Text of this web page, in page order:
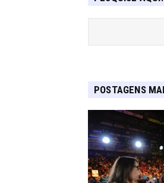
POSTAGENS